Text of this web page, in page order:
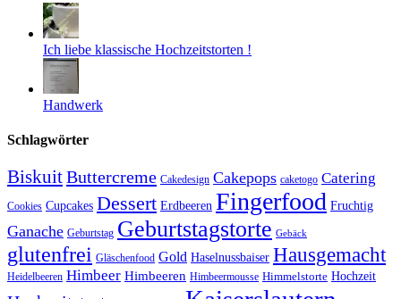
Ich liebe klassische Hochzeitstorten !
Handwerk
Schlagwörter
BiskuitButtercreme Cakedesign Cakepops caketogo Catering
Cookies Cupcakes Dessert Erdbeeren Fingerfood Fruchtig
Ganache Geburtstag Geburtstagstorte Gebäck
glutenfrei Gläschenfood Gold Haselnussbaiser Hausgemacht
Heidelbeeren Himbeer Himbeeren Himbeermousse Himmelstorte Hochzeit